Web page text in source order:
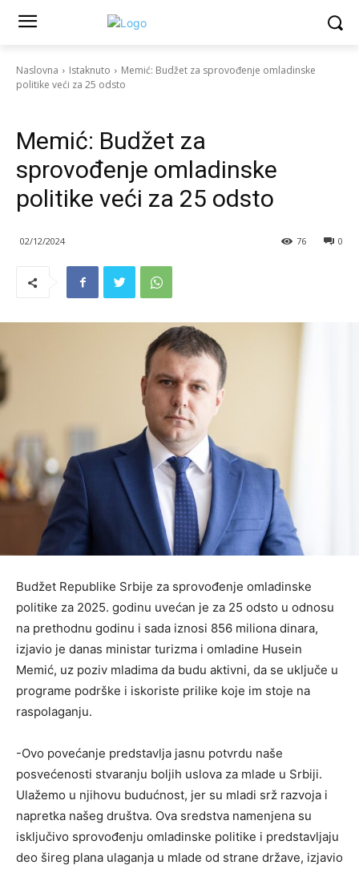
Naslovna Istaknuto
Memić: Budžet za sprovođenje omladinske
politike veći za 25 odsto
Memić: Budžet za
sprovođenje omladinske
politike veći za 25 odsto
02/12/2024 0
76
Budžet Republike Srbije za sprovođenje omladinske
politike za 2025. godinu uvećan je za 25 odsto u odnosu
na prethodnu godinu i sada iznosi 856 miliona dinara,
izjavio je danas ministar turizma i omladine Husein
Memić, uz poziv mladima da budu aktivni, da se uključe u
programe podrške i iskoriste prilike koje im stoje na
raspolaganju.
-Ovo povećanje predstavlja jasnu potvrdu naše
posvećenosti stvaranju boljih uslova za mlade u Srbiji.
Ulažemo u njihovu budućnost, jer su mladi srž razvoja i
napretka našeg društva. Ova sredstva namenjena su
isključivo sprovođenju omladinske politike i predstavljaju
deo šireg plana ulaganja u mlade od strane države, izjavio